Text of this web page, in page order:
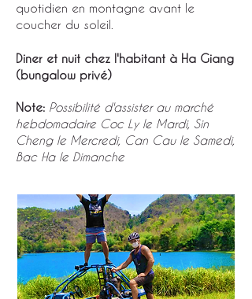
quotidien en montagne avant le
coucher du soleil.
Diner et nuit chez l'habitant à Ha Giang
(bungalow privé)
Note: Possibilité d'assister au marché
hebdomadaire Coc Ly le Mardi, Sin
Cheng le Mercredi, Can Cau le Samedi,
Bac Ha le Dimanche